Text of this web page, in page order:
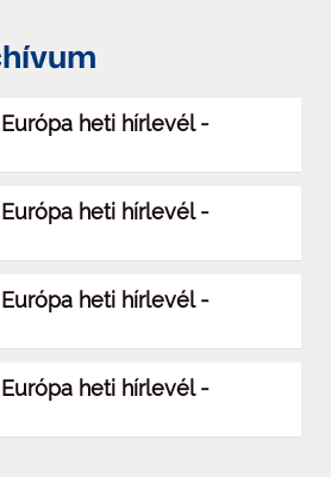
heti hírlevél -
heti hírlevél -
heti hírlevél -
heti hírlevél -